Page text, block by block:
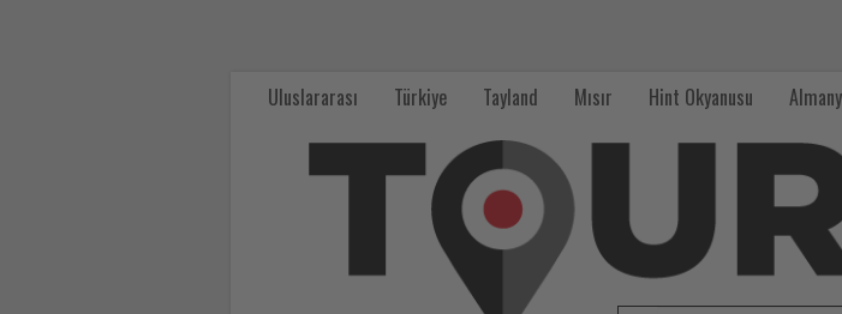
Uluslararası Türkiye Tayland Mısır Hint Okyanusu